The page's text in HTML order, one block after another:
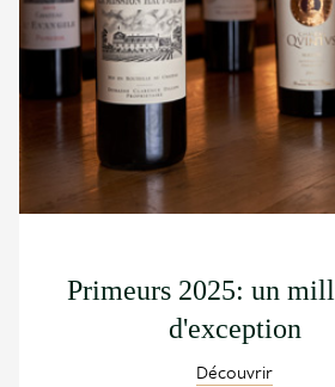
Primeurs 2025: un
d'exception
Découvrir